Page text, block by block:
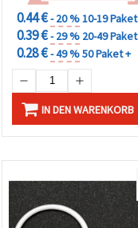
0.44 €- 20 %10-19 Paket
0.39 €- 29 % 20-49 Paket
0.28 €- 49 %50 Paket +
IN DEN WARENKORB